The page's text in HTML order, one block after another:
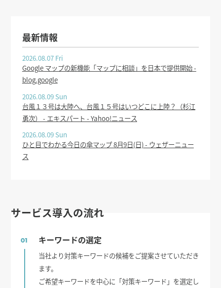
最新情報
2026.08.07 Fri
Google マップの新機能「マップに相談」を日本で提供開始 -
blog.google
2026.08.09 Sun
台風１３号は大陸へ、台風１５号はいつどこに上陸？（杉江
勇次） - エキスパート - Yahoo!ニュース
2026.08.09 Sun
ひと目でわかる今日の傘マップ 8月9日(日) - ウェザーニュー
ス
サービス導入の流れ
01 キーワードの選定
当社より対策キーワードの候補をご提案させていただき
ます。
ご希望キーワードを中心に「対策キーワード」を選定し